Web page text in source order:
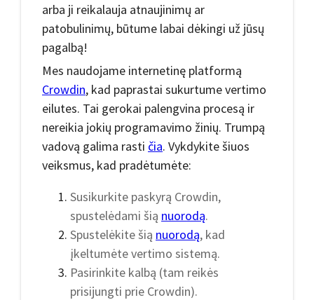
arba ji reikalauja atnaujinimų ar
patobulinimų, būtume labai dėkingi už jūsų
pagalbą!
Mes naudojame internetinę platformą
Crowdin, kad paprastai sukurtume vertimo
eilutes. Tai gerokai palengvina procesą ir
nereikia jokių programavimo žinių. Trumpą
vadovą galima rasti čia. Vykdykite šiuos
veiksmus, kad pradėtumėte:
Susikurkite paskyrą Crowdin,
spustelėdami šią nuorodą.
Spustelėkite šią nuorodą, kad
įkeltumėte vertimo sistemą.
Pasirinkite kalbą (tam reikės
prisijungti prie Crowdin).